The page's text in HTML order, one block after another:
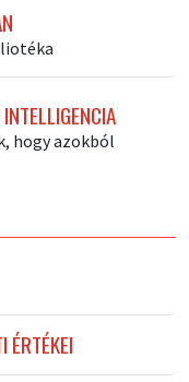
hogy azokból
ÉRTÉKEI